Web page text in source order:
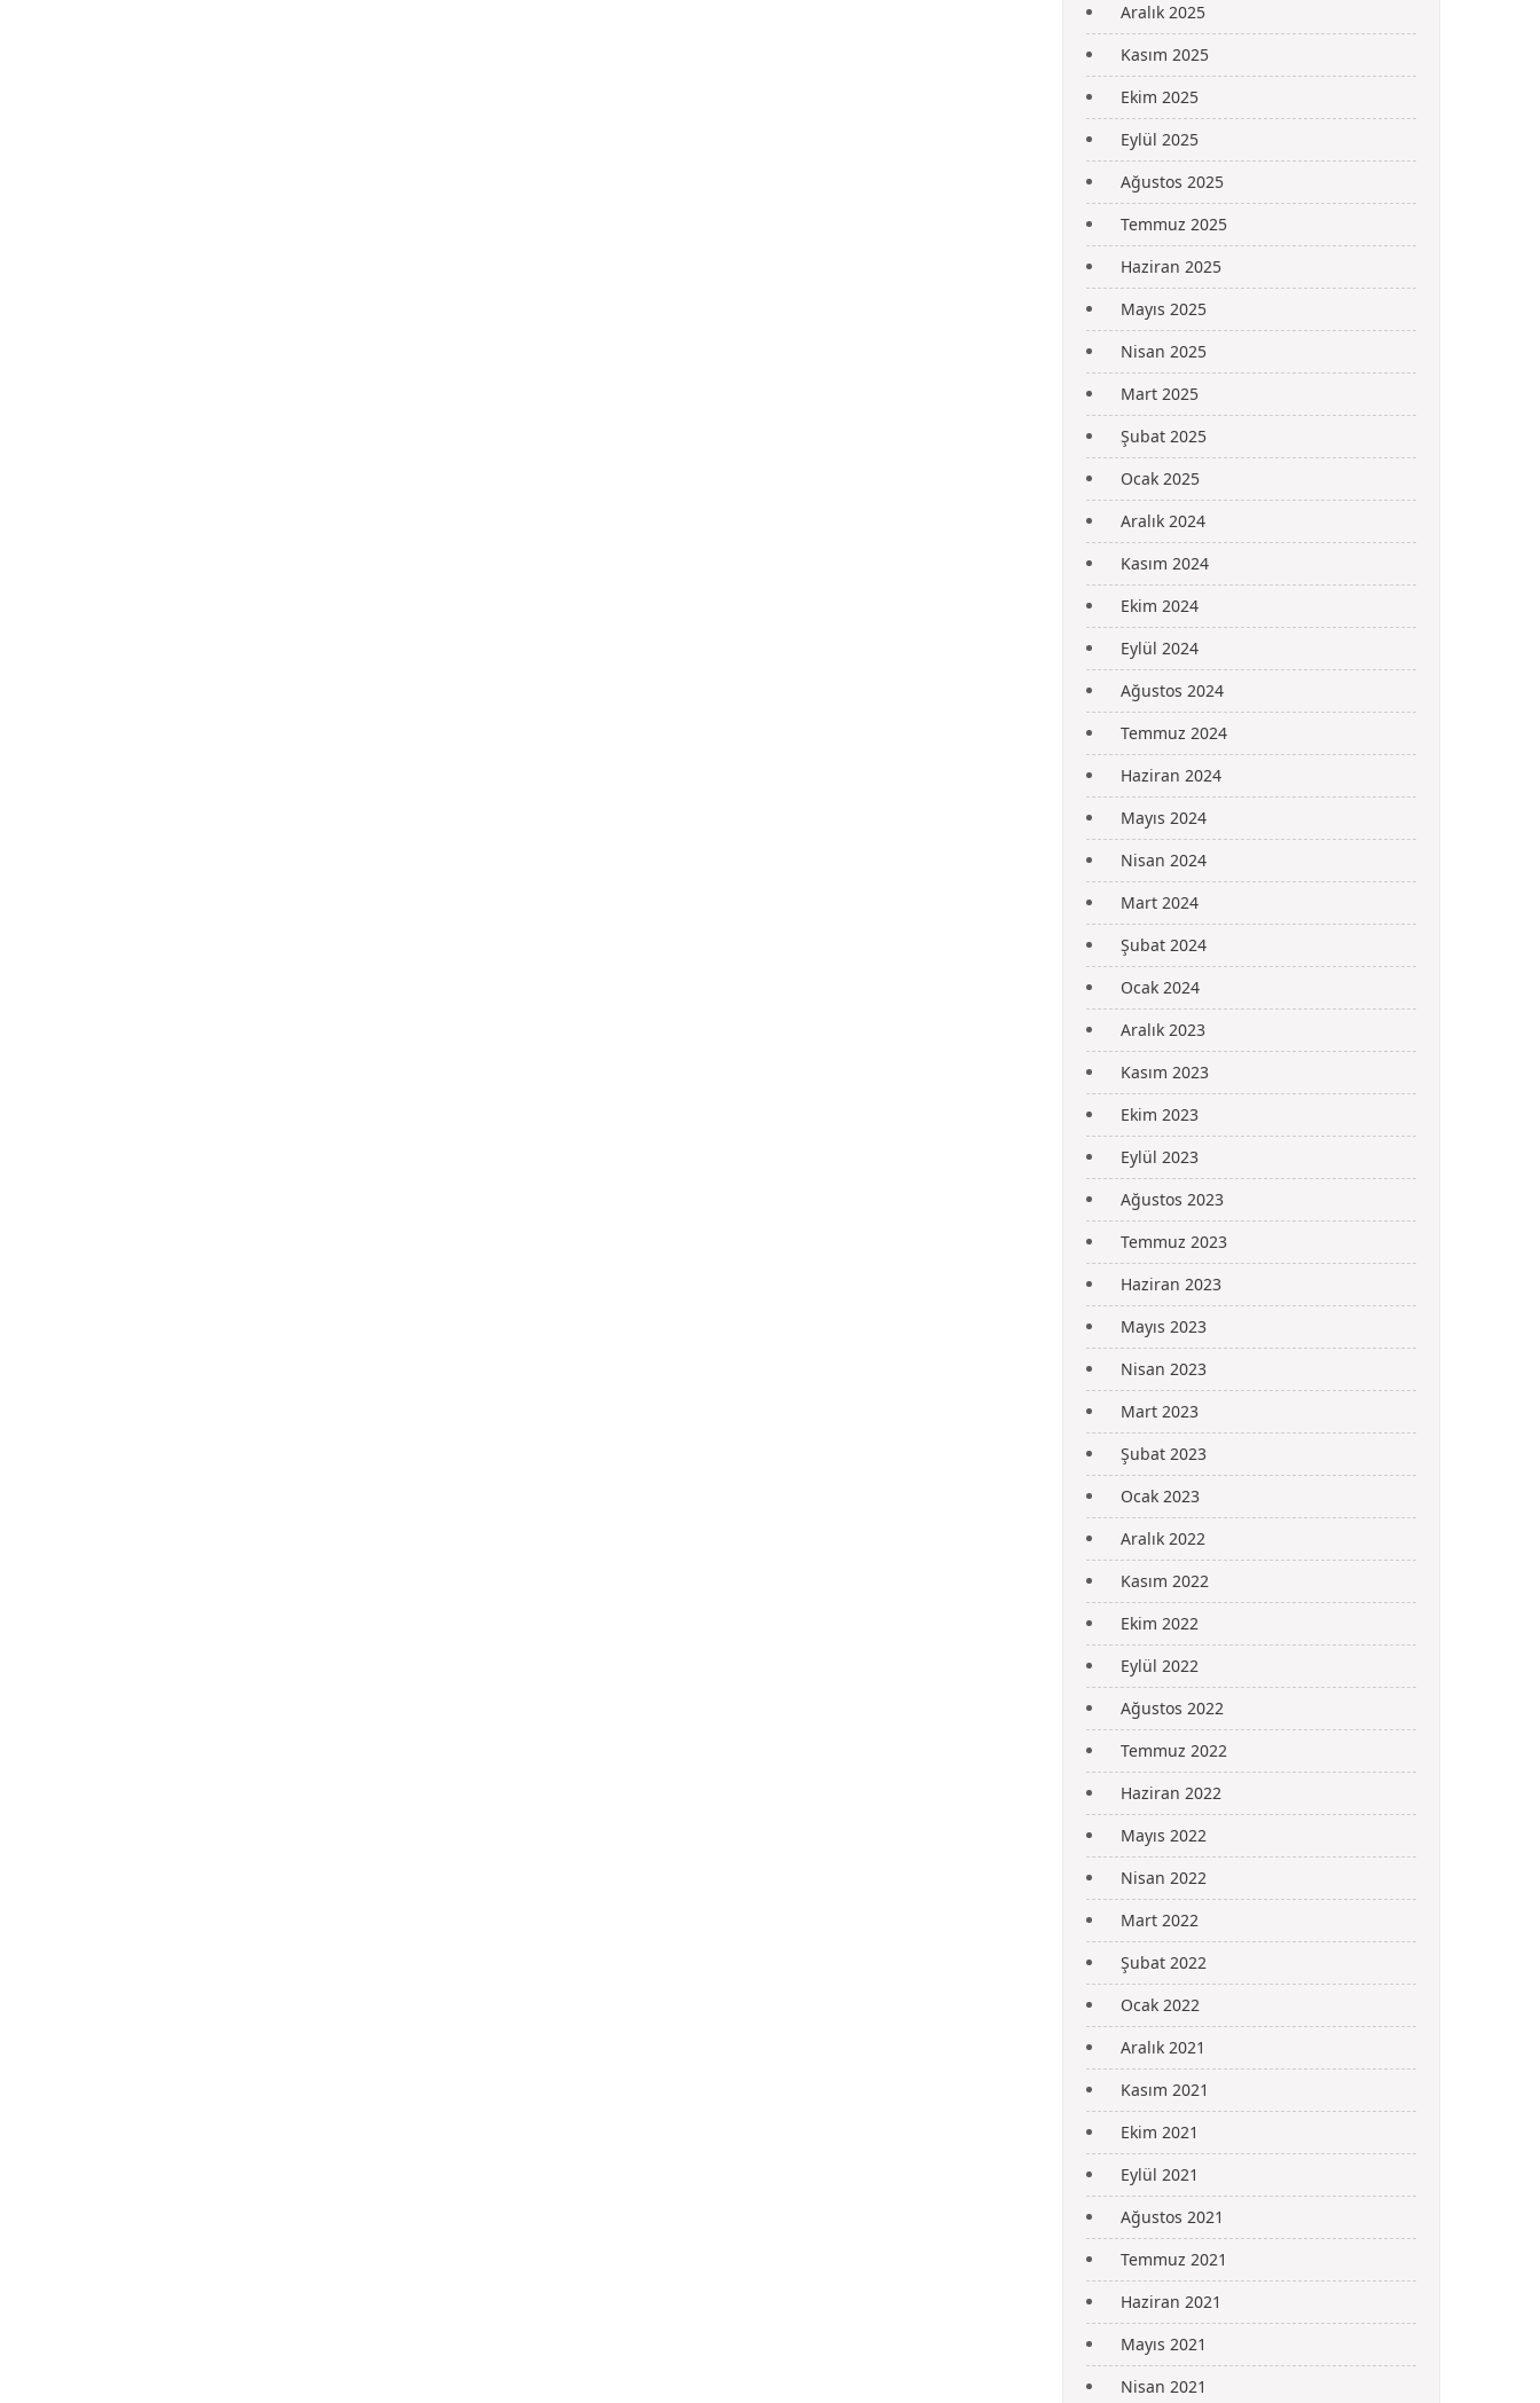
Aralık 2025
Kasım 2025
Ekim 2025
Eylül 2025
Ağustos 2025
Temmuz 2025
Haziran 2025
Mayıs 2025
Nisan 2025
Mart 2025
Şubat 2025
Ocak 2025
Aralık 2024
Kasım 2024
Ekim 2024
Eylül 2024
Ağustos 2024
Temmuz 2024
Haziran 2024
Mayıs 2024
Nisan 2024
Mart 2024
Şubat 2024
Ocak 2024
Aralık 2023
Kasım 2023
Ekim 2023
Eylül 2023
Ağustos 2023
Temmuz 2023
Haziran 2023
Mayıs 2023
Nisan 2023
Mart 2023
Şubat 2023
Ocak 2023
Aralık 2022
Kasım 2022
Ekim 2022
Eylül 2022
Ağustos 2022
Temmuz 2022
Haziran 2022
Mayıs 2022
Nisan 2022
Mart 2022
Şubat 2022
Ocak 2022
Aralık 2021
Kasım 2021
Ekim 2021
Eylül 2021
Ağustos 2021
Temmuz 2021
Haziran 2021
Mayıs 2021
Nisan 2021